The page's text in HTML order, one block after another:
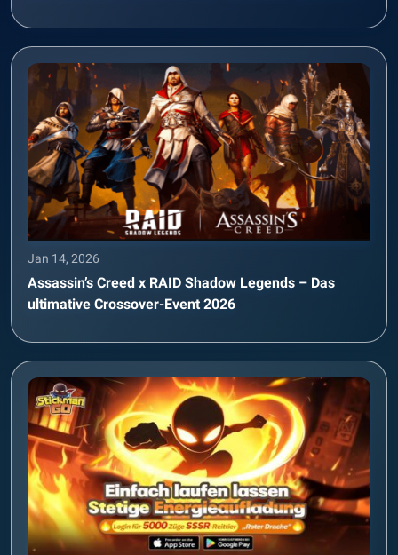
Jan 14, 2026
Assassin’s Creed x RAID Shadow Legends – Das
ultimative Crossover-Event 2026